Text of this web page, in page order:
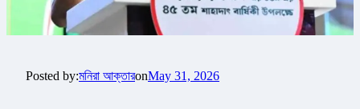
Posted by:মনিরা আক্তারonMay 31, 2026